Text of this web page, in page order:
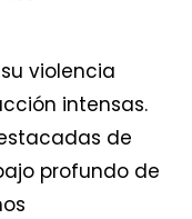
violencia
intensas.
de
profundo de